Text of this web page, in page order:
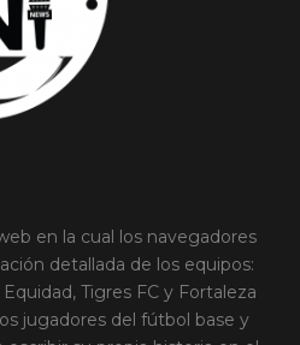
en la cual los navegadores
detallada de los equipos:
Tigres FC y Fortaleza
jugadores del fútbol base y